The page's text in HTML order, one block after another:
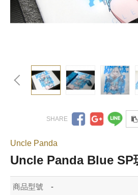
Uncle Panda
Uncle Panda Blue SP
商品型號 -